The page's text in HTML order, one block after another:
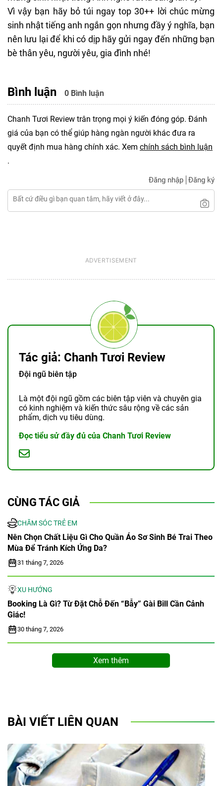
Vì vậy bạn hãy bỏ túi ngay top 30++ lời chúc mừng
sinh nhật tiếng anh ngắn gọn nhưng đầy ý nghĩa, bạn
nên lưu lại để khi có dịp hãy gửi ngay đến những bạn
bè thân yêu, người yêu, gia đình nhé!
Bình luận 0 Bình luận
Chanh Tươi Review trân trọng mọi ý kiến đóng góp. Đánh
giá của bạn có thể giúp hàng ngàn người khác đưa ra
quyết định mua hàng chính xác. Xem chính sách bình luận
.
Đăng nhập Đăng ký
Tác giả: Chanh Tươi Review
Đội ngũ biên tập
Là một đội ngũ gồm các biên tập viên và chuyên gia
có kinh nghiệm và kiến thức sâu rộng về các sản
phẩm, dịch vụ tiêu dùng.
Đọc tiểu sử đầy đủ của Chanh Tươi Review
CÙNG TÁC GIẢ
CHĂM SÓC TRẺ EM
Nên Chọn Chất Liệu Gì Cho Quần Áo Sơ Sinh Bé Trai Theo
Mùa Để Tránh Kích Ứng Da?
31 tháng 7, 2026
XU HƯỚNG
Booking Là Gì? Từ Đặt Chỗ Đến “bẫy” Gài Bill Cần Cảnh
Giác!
30 tháng 7, 2026
Xem thêm
BÀI VIẾT LIÊN QUAN